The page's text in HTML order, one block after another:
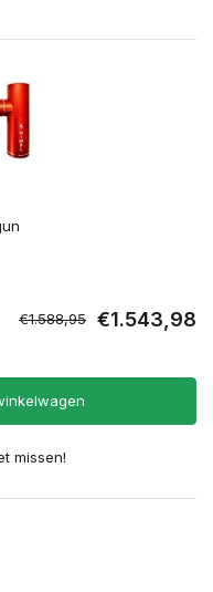
€1.588,95 €1.543,98
missen!